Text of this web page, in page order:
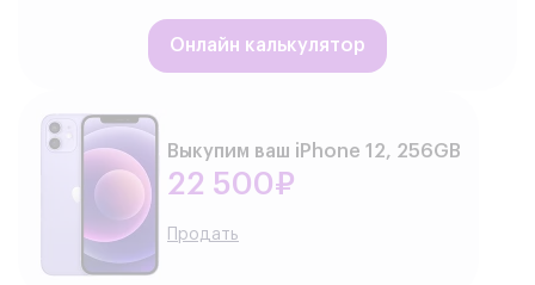
Онлайн калькулятор
Выкупим ваш iPhone 12, 256GB
22 500₽
Продать